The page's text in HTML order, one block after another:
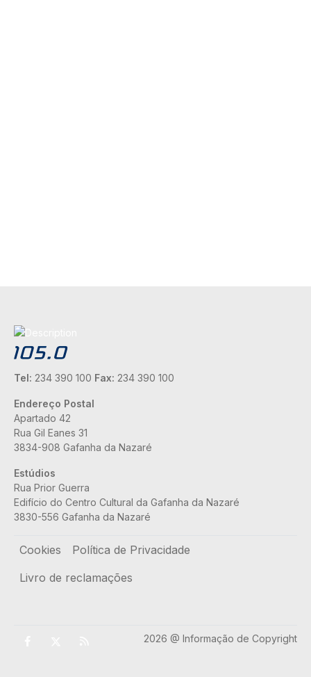
Tel: 234 390 100 Fax: 234 390 100
Endereço Postal
Apartado 42
Rua Gil Eanes 31
3834-908 Gafanha da Nazaré
Estúdios
Rua Prior Guerra
Edifício do Centro Cultural da Gafanha da Nazaré
3830-556 Gafanha da Nazaré
Rodapé
Cookies
Política de Privacidade
Livro de reclamações
2026 @ Informação de Copyright